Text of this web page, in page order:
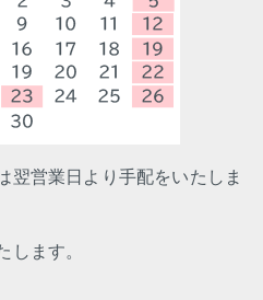
翌営業日より手配をいたしま
ます。